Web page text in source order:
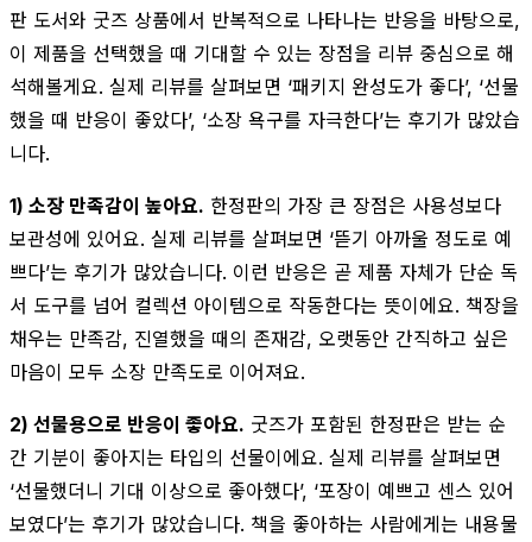
판 도서와 굿즈 상품에서 반복적으로 나타나는 반응을 바탕으로,
이 제품을 선택했을 때 기대할 수 있는 장점을 리뷰 중심으로 해
석해볼게요. 실제 리뷰를 살펴보면 ‘패키지 완성도가 좋다’, ‘선물
했을 때 반응이 좋았다’, ‘소장 욕구를 자극한다’는 후기가 많았습
니다.
1) 소장 만족감이 높아요. 한정판의 가장 큰 장점은 사용성보다
보관성에 있어요. 실제 리뷰를 살펴보면 ‘뜯기 아까울 정도로 예
쁘다’는 후기가 많았습니다. 이런 반응은 곧 제품 자체가 단순 독
서 도구를 넘어 컬렉션 아이템으로 작동한다는 뜻이에요. 책장을
채우는 만족감, 진열했을 때의 존재감, 오랫동안 간직하고 싶은
마음이 모두 소장 만족도로 이어져요.
2) 선물용으로 반응이 좋아요. 굿즈가 포함된 한정판은 받는 순
간 기분이 좋아지는 타입의 선물이에요. 실제 리뷰를 살펴보면
‘선물했더니 기대 이상으로 좋아했다’, ‘포장이 예쁘고 센스 있어
보였다’는 후기가 많았습니다. 책을 좋아하는 사람에게는 내용물